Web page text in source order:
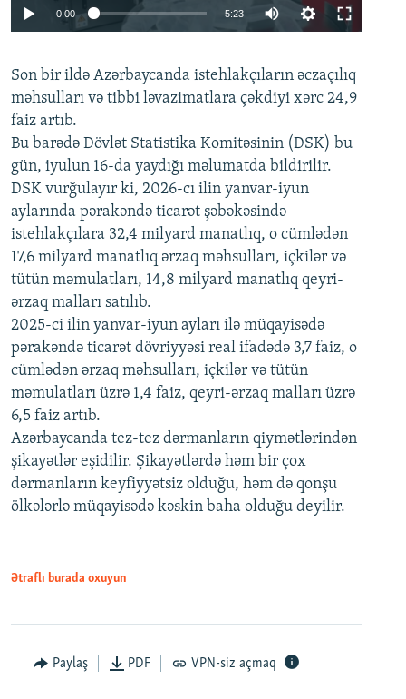
Auto 240p 360p 480p
720p 1080p
0:00 5:23
360p
480p
720p
1080p
Son bir ildə Azərbaycanda istehlakçıların əczaçılıq
məhsulları və tibbi ləvazimatlara çəkdiyi xərc 24,9
faiz artıb.
Bu barədə Dövlət Statistika Komitəsinin (DSK) bu
gün, iyulun 16-da yaydığı məlumatda bildirilir.
DSK vurğulayır ki, 2026-cı ilin yanvar-iyun
aylarında pərakəndə ticarət şəbəkəsində
istehlakçılara 32,4 milyard manatlıq, o cümlədən
17,6 milyard manatlıq ərzaq məhsulları, içkilər və
tütün məmulatları, 14,8 milyard manatlıq qeyri-
ərzaq malları satılıb.
2025-ci ilin yanvar-iyun ayları ilə müqayisədə
pərakəndə ticarət dövriyyəsi real ifadədə 3,7 faiz, o
cümlədən ərzaq məhsulları, içkilər və tütün
məmulatları üzrə 1,4 faiz, qeyri-ərzaq malları üzrə
6,5 faiz artıb.
Azərbaycanda tez-tez dərmanların qiymətlərindən
şikayətlər eşidilir. Şikayətlərdə həm bir çox
dərmanların keyfiyyətsiz olduğu, həm də qonşu
ölkələrlə müqayisədə kəskin baha olduğu deyilir.
Ətraflı burada oxuyun
Paylaş PDF VPN-siz açmaq